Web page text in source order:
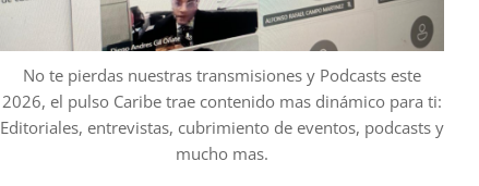
No te pierdas nuestras transmisiones y Podcasts este
2026, el pulso Caribe trae contenido mas dinámico para ti:
Editoriales, entrevistas, cubrimiento de eventos, podcasts y
mucho mas.